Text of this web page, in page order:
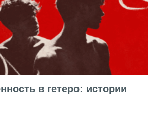
в гетеро: истории